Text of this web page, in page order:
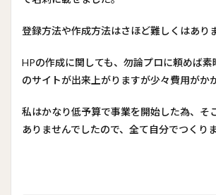
登録方法や作成方法はさほど難しくはあり
HPの作成に関しても、勿論プロに頼めば素
のサイトが出来上がりますが少々費用がか
私はかなり低予算で事業を開始した為、そ
ありませんでしたので、全て自分でつくりま